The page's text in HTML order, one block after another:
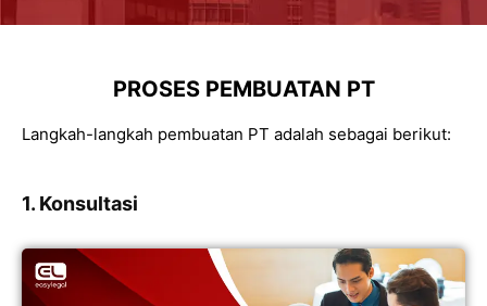
PROSES PEMBUATAN PT
Langkah-langkah pembuatan PT adalah sebagai berikut:
1. Konsultasi